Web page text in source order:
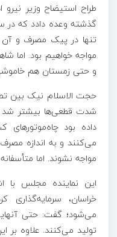
طراح استیضاح وزیر نیرو
تنها در پیک مصرف و آن
مواجه خواهیم بود. اما
و حتی زمستان هم
حجت الاسلام نیک بین
شدت قطعی‌ها بیشتر شد
داده بود
می‌کنند و به اندازه
مواجه نشوند. اما
این نماینده مجلس با
خراسان، سرمایه‌گذاری
می‌شود؛ گفت: حتی
تولید می‌کنند. علاوه بر